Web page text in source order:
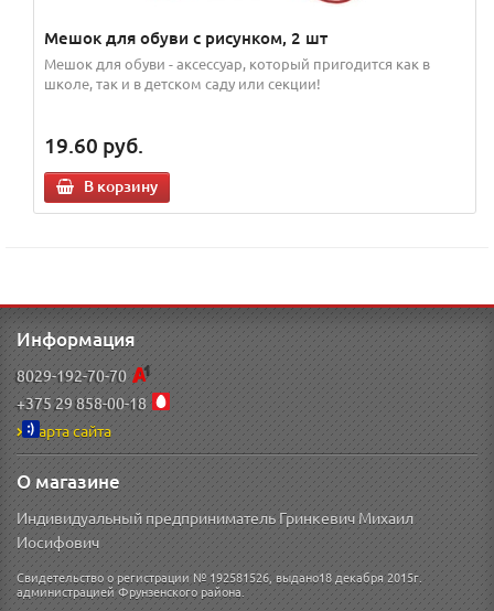
Мешок для обуви с рисунком, 2 шт
Мешок для обуви - аксессуар, который пригодится как в
школе, так и в детском саду или секции!
19.60 руб.
В корзину
Информация
8029-192-70-70
+375 29 858-00-18
Карта сайта
О магазине
Индивидуальный предприниматель Гринкевич Михаил
Иосифович
Свидетельство о регистрации № 192581526, выдано18 декабря 2015г.
администрацией Фрунзенского района.